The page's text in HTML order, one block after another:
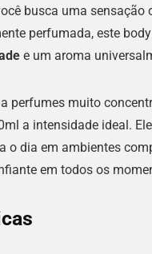
busca uma sensação
perfumada, este
e um aroma
perfumes muito
a intensidade ideal.
o dia em ambientes
em todos os